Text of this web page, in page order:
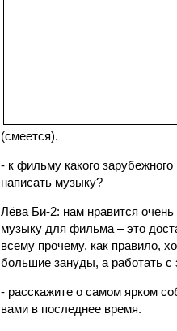
(смеется).
- к фильму какого
написать музыку?
Лёва Би-2: нам нравится
музыку для фильма – это
всему прочему, как правило,
большие зануды, а работать с
- расскажите о самом ярком
вами в последнее время.